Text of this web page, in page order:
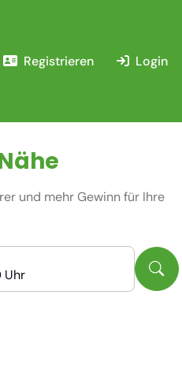
Registrieren Login
und mehr Gewinn für Ihre